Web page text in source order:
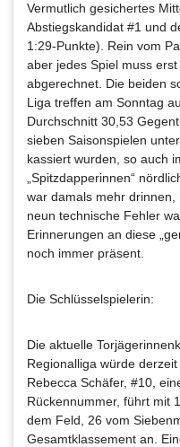
Vermutlich gesichertes
Abstiegskandidat #1 und
1:29-Punkte). Rein vom
aber jedes Spiel muss
abgerechnet. Die beiden
Liga treffen am Sonntag
Durchschnitt 30,53
sieben Saisonspielen
kassiert wurden, so auch
„Spitzdapperinnen“
war damals mehr
neun technische Fehler
Erinnerungen an diese
noch immer präsent.
Die Schlüsselspielerin:
Die aktuelle
Regionalliga würde
Rebecca Schäfer, #10,
Rückennummer, führt mit
dem Feld, 26 vom
Gesamtklassement an.